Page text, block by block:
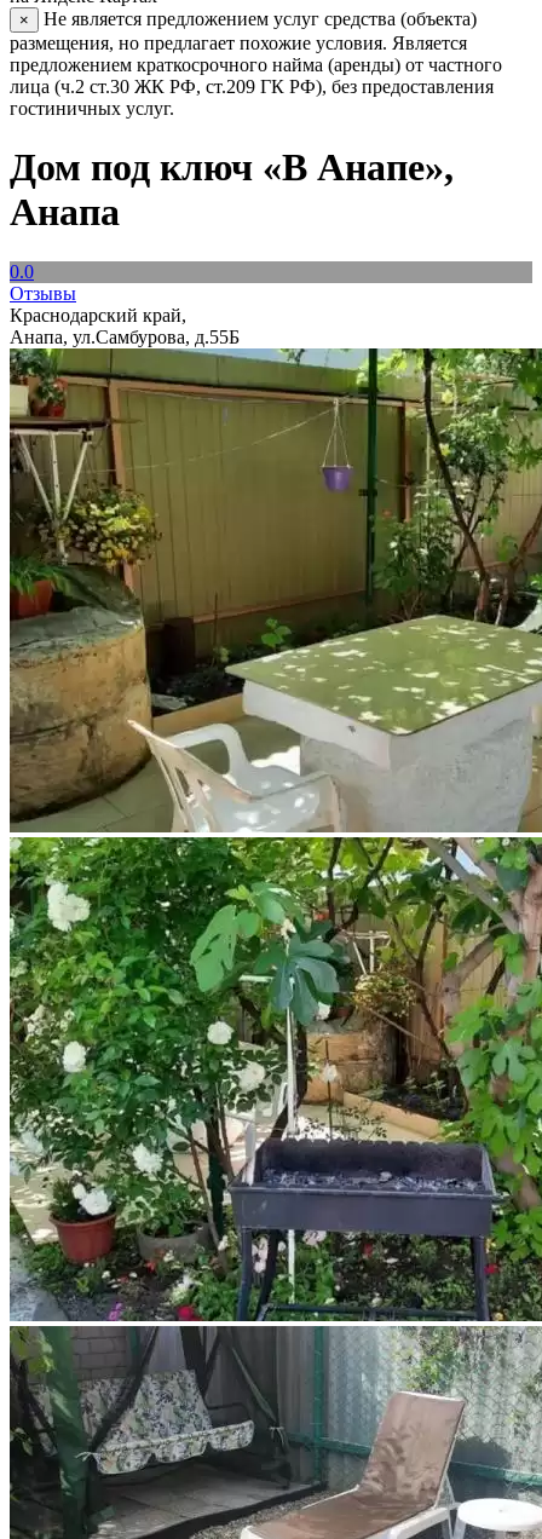
×
Не является предложением услуг средства (объекта)
размещения, но предлагает похожие условия. Является
предложением краткосрочного найма (аренды) от частного
лица (ч.2 ст.30 ЖК РФ, ст.209 ГК РФ), без предоставления
гостиничных услуг.
Дом под ключ «В Анапе»,
Анапа
0.0
Отзывы
Краснодарский край,
Анапа, ул.Самбурова, д.55Б